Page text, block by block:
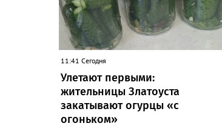
11:41 Сегодня
Улетают первыми:
жительницы Златоуста
закатывают огурцы «с
огоньком»